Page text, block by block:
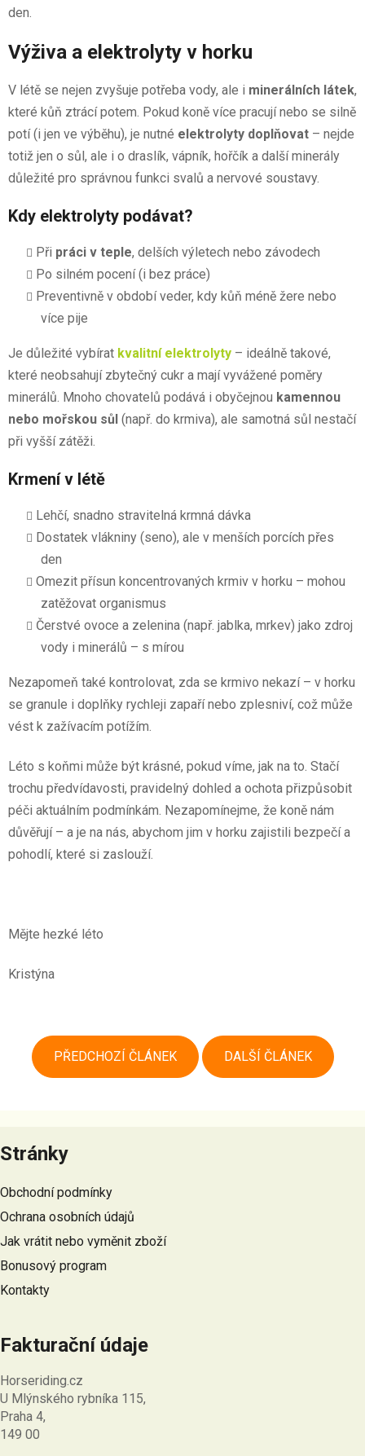
den.
Výživa a elektrolyty v horku
V létě se nejen zvyšuje potřeba vody, ale i minerálních látek,
které kůň ztrácí potem. Pokud koně více pracují nebo se silně
potí (i jen ve výběhu), je nutné elektrolyty doplňovat – nejde
totiž jen o sůl, ale i o draslík, vápník, hořčík a další minerály
důležité pro správnou funkci svalů a nervové soustavy.
Kdy elektrolyty podávat?
Při práci v teple, delších výletech nebo závodech
Po silném pocení (i bez práce)
Preventivně v období veder, kdy kůň méně žere nebo
více pije
Je důležité vybírat kvalitní elektrolyty – ideálně takové,
které neobsahují zbytečný cukr a mají vyvážené poměry
minerálů. Mnoho chovatelů podává i obyčejnou kamennou
nebo mořskou sůl (např. do krmiva), ale samotná sůl nestačí
při vyšší zátěži.
Krmení v létě
Lehčí, snadno stravitelná krmná dávka
Dostatek vlákniny (seno), ale v menších porcích přes
den
Omezit přísun koncentrovaných krmiv v horku – mohou
zatěžovat organismus
Čerstvé ovoce a zelenina (např. jablka, mrkev) jako zdroj
vody i minerálů – s mírou
Nezapomeň také kontrolovat, zda se krmivo nekazí – v horku
se granule i doplňky rychleji zapaří nebo zplesniví, což může
vést k zažívacím potížím.
Léto s koňmi může být krásné, pokud víme, jak na to. Stačí
trochu předvídavosti, pravidelný dohled a ochota přizpůsobit
péči aktuálním podmínkám. Nezapomínejme, že koně nám
důvěřují – a je na nás, abychom jim v horku zajistili bezpečí a
pohodlí, které si zaslouží.
Mějte hezké léto
Kristýna
PŘEDCHOZÍ ČLÁNEK DALŠÍ ČLÁNEK
á
p
a
t
í
Stránky
Obchodní podmínky
Ochrana osobních údajů
Jak vrátit nebo vyměnit zboží
Bonusový program
Kontakty
Fakturační údaje
Horseriding.cz
U Mlýnského rybníka 115,
Praha 4,
149 00